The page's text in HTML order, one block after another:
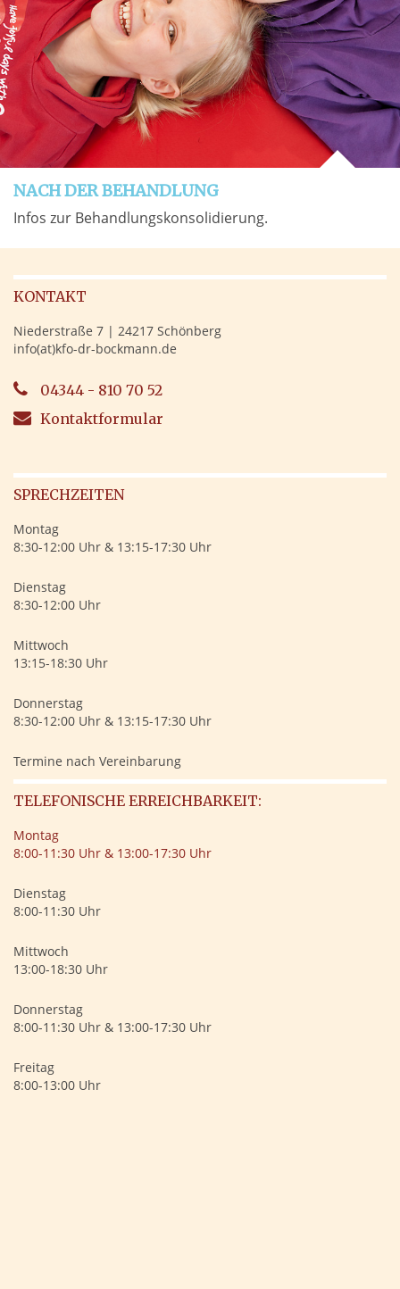
NACH DER BEHANDLUNG
Infos zur Behandlungskonsolidierung.
KONTAKT
Niederstraße 7 | 24217 Schönberg
info(at)kfo-dr-bockmann.de
04344 - 810 70 52
Kontaktformular
SPRECHZEITEN
Montag
8:30-12:00 Uhr & 13:15-17:30 Uhr
Dienstag
8:30-12:00 Uhr
Mittwoch
13:15-18:30 Uhr
Donnerstag
8:30-12:00 Uhr & 13:15-17:30 Uhr
Termine nach Vereinbarung
TELEFONISCHE ERREICHBARKEIT:
Montag
8:00-11:30 Uhr & 13:00-17:30 Uhr
Dienstag
8:00-11:30 Uhr
Mittwoch
13:00-18:30 Uhr
Donnerstag
8:00-11:30 Uhr & 13:00-17:30 Uhr
Freitag
8:00-13:00 Uhr